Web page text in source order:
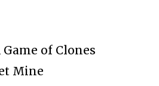
of Clones
Mine